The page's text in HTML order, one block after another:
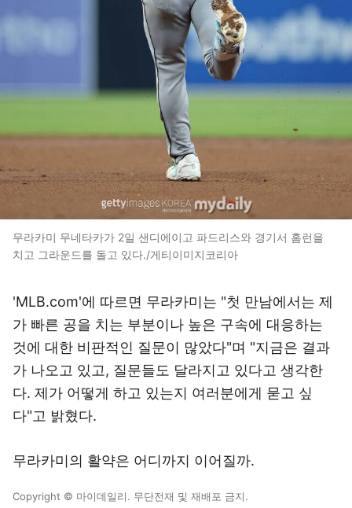
무라카미 무네타카가 2일 샌디에이고 파드리스와 경기서 홈런을
치고 그라운드를 돌고 있다./게티이미지코리아
'MLB.com'에 따르면 무라카미는 "첫 만남에서는 제
가 빠른 공을 치는 부분이나 높은 구속에 대응하는
것에 대한 비판적인 질문이 많았다"며 "지금은 결과
가 나오고 있고, 질문들도 달라지고 있다고 생각한
다. 제가 어떻게 하고 있는지 여러분에게 묻고 싶
다"고 밝혔다.
무라카미의 활약은 어디까지 이어질까.
Copyright © 마이데일리. 무단전재 및 재배포 금지.